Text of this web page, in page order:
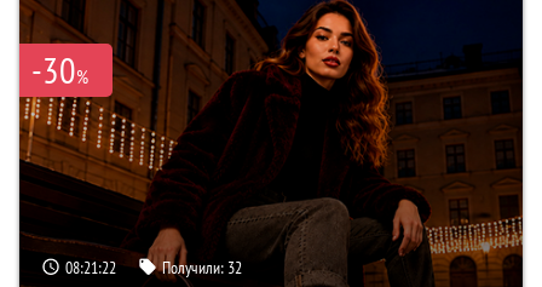
-30%
08:21:21 Получили: 32